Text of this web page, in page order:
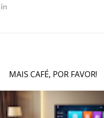
MAIS CAFÉ, POR FAVOR!